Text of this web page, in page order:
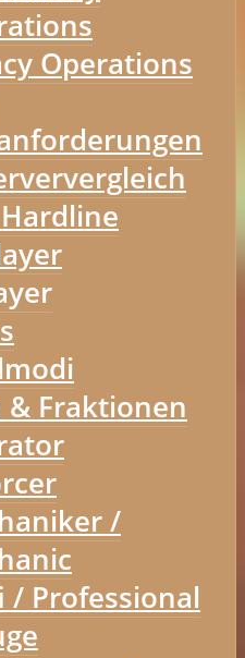
Operations
& Fraktionen
/
/ Professional